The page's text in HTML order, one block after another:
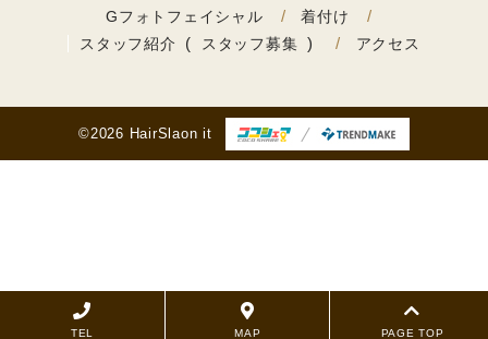
Gフォトフェイシャル
着付け
スタッフ紹介
スタッフ募集 アクセス
TEL MAP PAGE TOP
©2026 HairSlaon it